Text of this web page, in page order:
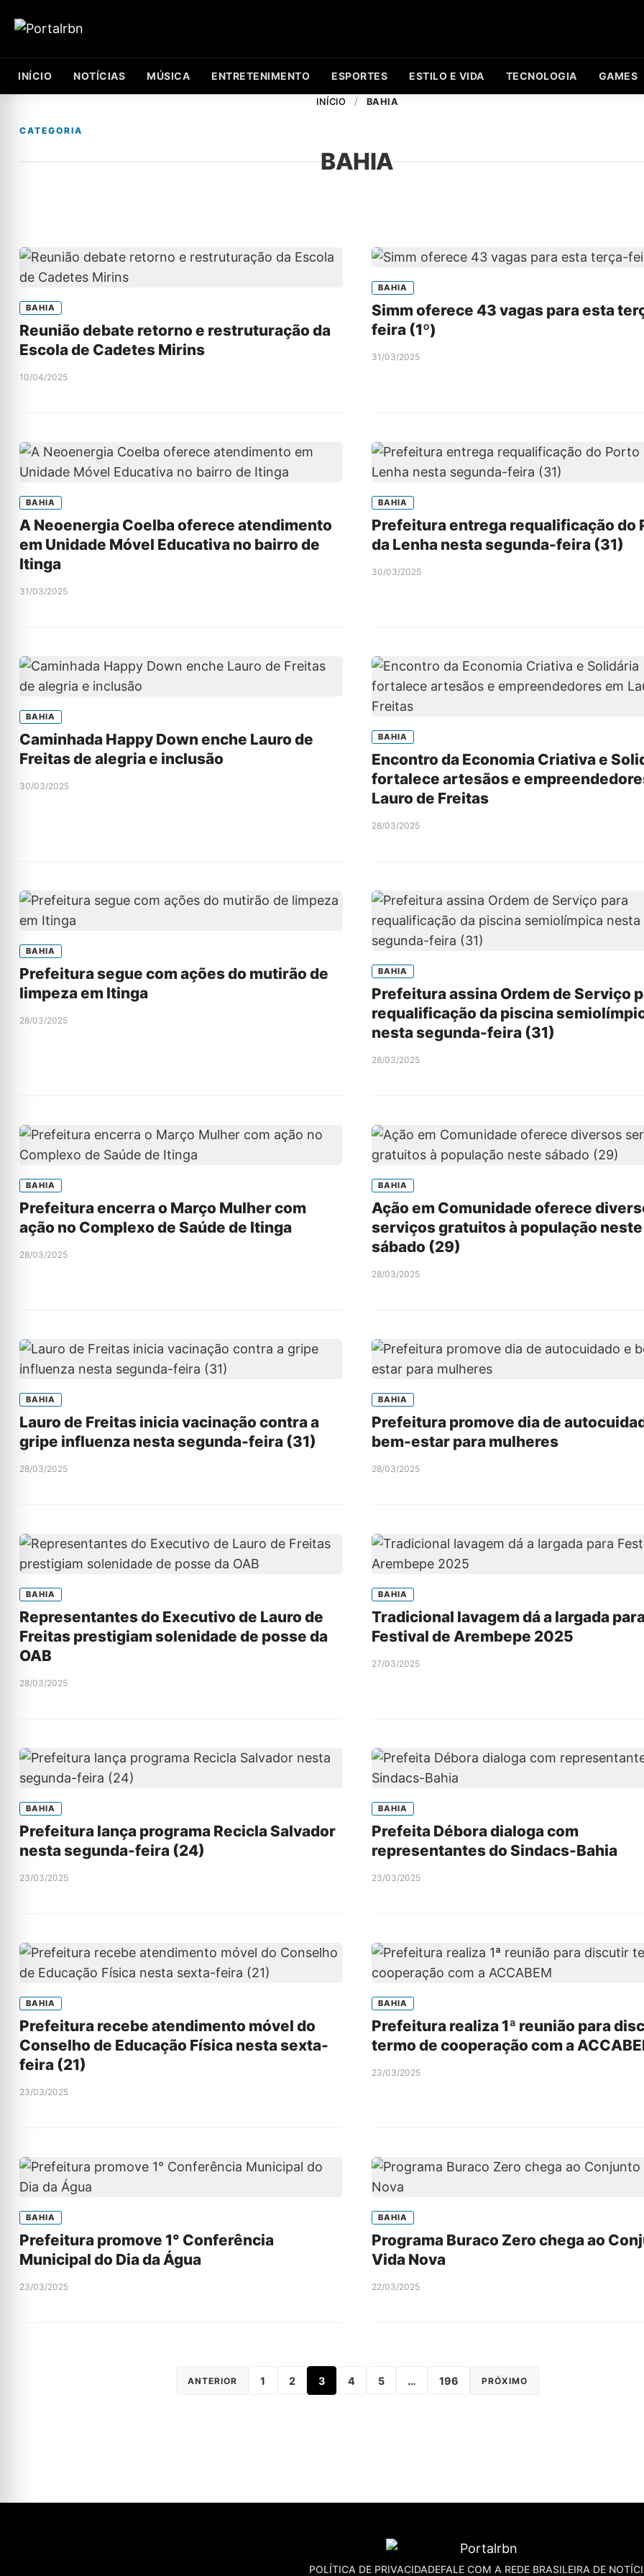
INÍCIO NOTÍCIAS MÚSICA ENTRETENIMENTO ESPORTES ESTILO E VIDA TECNOLOGIA GAMES
INÍCIO / BAHIA
CATEGORIA
BAHIA
BAHIA
Reunião debate retorno e restruturação da
Escola de Cadetes Mirins
10/04/2025
BAHIA
Simm oferece 43 vagas para esta
feira (1º)
31/03/2025
BAHIA
A Neoenergia Coelba oferece atendimento
em Unidade Móvel Educativa no bairro de
Itinga
31/03/2025
BAHIA
Prefeitura entrega requalificação do
da Lenha nesta segunda-feira (31)
30/03/2025
BAHIA
Caminhada Happy Down enche Lauro de
Freitas de alegria e inclusão
30/03/2025
BAHIA
Encontro da Economia Criativa e
fortalece artesãos e
Lauro de Freitas
28/03/2025
BAHIA
Prefeitura segue com ações do mutirão de
limpeza em Itinga
28/03/2025
BAHIA
Prefeitura assina Ordem de Serviço
requalificação da piscina
nesta segunda-feira (31)
28/03/2025
BAHIA
Prefeitura encerra o Março Mulher com
ação no Complexo de Saúde de Itinga
28/03/2025
BAHIA
Ação em Comunidade oferece
serviços gratuitos à população neste
sábado (29)
28/03/2025
BAHIA
Lauro de Freitas inicia vacinação contra a
gripe influenza nesta segunda-feira (31)
28/03/2025
BAHIA
Prefeitura promove dia de
bem-estar para mulheres
28/03/2025
BAHIA
Representantes do Executivo de Lauro de
Freitas prestigiam solenidade de posse da
OAB
28/03/2025
BAHIA
Tradicional lavagem dá a largada
Festival de Arembepe 2025
27/03/2025
BAHIA
Prefeitura lança programa Recicla Salvador
nesta segunda-feira (24)
23/03/2025
BAHIA
Prefeita Débora dialoga com
representantes do Sindacs-Bahia
23/03/2025
BAHIA
Prefeitura recebe atendimento móvel do
Conselho de Educação Física nesta sexta-
feira (21)
23/03/2025
BAHIA
Prefeitura realiza 1ª reunião para
termo de cooperação com a
23/03/2025
BAHIA
Prefeitura promove 1° Conferência
Municipal do Dia da Água
23/03/2025
BAHIA
Programa Buraco Zero chega ao
Vida Nova
22/03/2025
ANTERIOR 1 2 3 4 5 … 196 PRÓXIMO
POLÍTICA DE PRIVACIDADEFALE COM A REDE BRASILEIRA DE